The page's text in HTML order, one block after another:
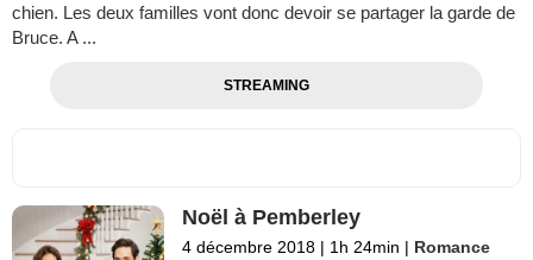
chien. Les deux familles vont donc devoir se partager la garde de
Bruce. A ...
STREAMING
Noël à Pemberley
4 décembre 2018 | 1h 24min | Romance